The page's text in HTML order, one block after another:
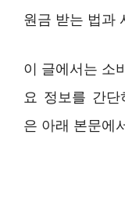
원금 받는 법과
이 글에서는 소
요 정보를 간
은 아래 본문에